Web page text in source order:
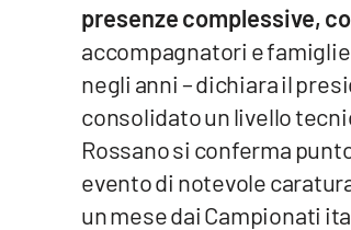
presenze complessive,
accompagnatori e
negli anni – dichiara il
consolidato un livello
Rossano si conferma
evento di notevole
un mese dai Campionati